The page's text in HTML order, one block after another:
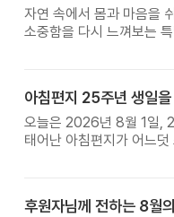
자연 속에서 몸과 마음을
소중함을 다시 느껴보는
아침편지 25주년 생일
오늘은 2026년 8월 1일,
태어난 아침편지가 어느덧
후원자님께 전하는 8월